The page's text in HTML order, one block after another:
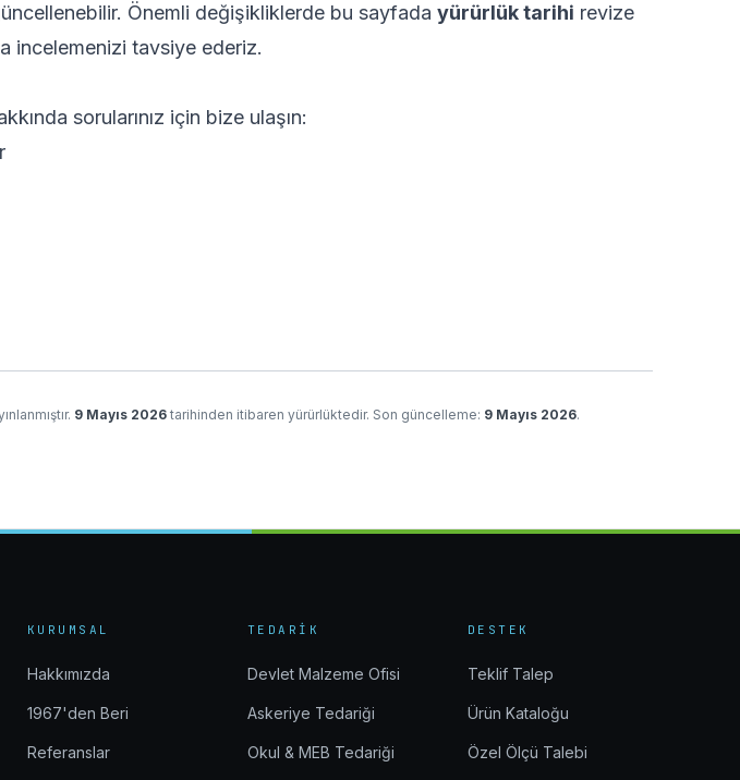
Önemli değişikliklerde bu sayfada yürürlük tarihi revize
incelemenizi tavsiye ederiz.
sorularınız için bize ulaşın:
9 Mayıs 2026 tarihinden itibaren yürürlüktedir. Son güncelleme: 9 Mayıs 2026.
KURUMSAL
Hakkımızda
1967'den Beri
Referanslar
TEDARIK
Devlet Malzeme Ofisi
Askeriye Tedariği
Okul & MEB Tedariği
DESTEK
Teklif Talep
Ürün Kataloğu
Özel Ölçü Talebi